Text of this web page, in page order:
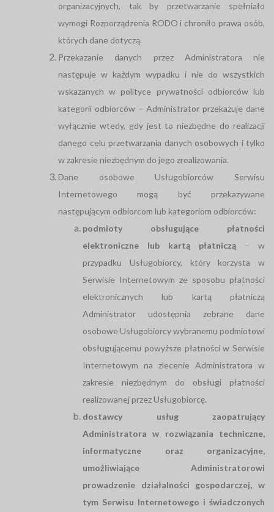
organizacyjnych, tak by przetwarzanie spełniało
wymogi Rozporządzenia RODO i chroniło prawa osób,
których dane dotyczą.
Przekazanie danych przez Administratora nie
następuje w każdym wypadku i nie do wszystkich
wskazanych w polityce prywatności odbiorców lub
kategorii odbiorców – Administrator przekazuje dane
wyłącznie wtedy, gdy jest to niezbędne do realizacji
danego celu przetwarzania danych osobowych i tylko
w zakresie niezbędnym do jego zrealizowania.
Dane osobowe Usługobiorców Serwisu
Internetowego mogą być przekazywane
następującym odbiorcom lub kategoriom odbiorców:
podmioty obsługujące płatności
elektroniczne lub kartą płatniczą – w
przypadku Usługobiorcy, który korzysta w
Serwisie Internetowym ze sposobu płatności
elektronicznych lub kartą płatniczą
Administrator udostępnia zebrane dane
osobowe Usługobiorcy wybranemu podmiotowi
obsługującemu powyższe płatności w Serwisie
Internetowym na zlecenie Administratora w
zakresie niezbędnym do obsługi płatności
realizowanej przez Usługobiorcę.
dostawcy usług zaopatrujący
Administratora w rozwiązania techniczne,
informatyczne oraz organizacyjne,
umożliwiające Administratorowi
prowadzenie działalności gospodarczej, w
tym Serwisu Internetowego i świadczonych